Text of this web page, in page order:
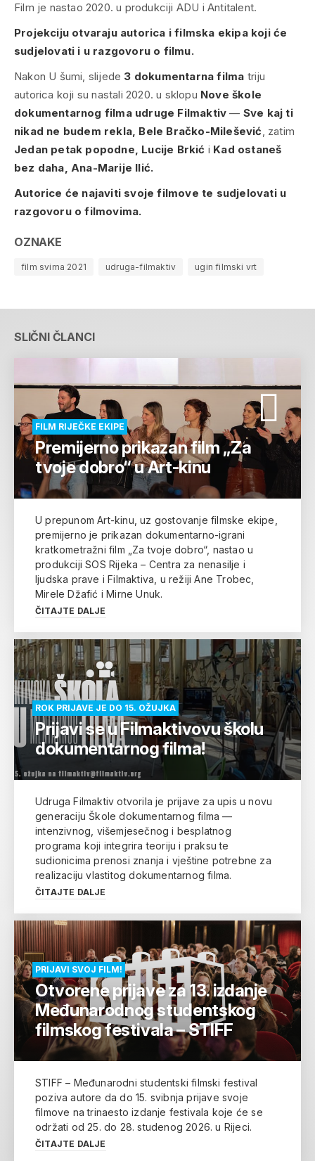
Film je nastao 2020. u produkciji ADU i Antitalent.
Projekciju otvaraju autorica i filmska ekipa koji će
sudjelovati i u razgovoru o filmu.
Nakon U šumi, slijede 3 dokumentarna filma triju
autorica koji su nastali 2020. u sklopu Nove škole
dokumentarnog filma udruge Filmaktiv — Sve kaj ti
nikad ne budem rekla, Bele Bračko-Milešević, zatim
Jedan petak popodne, Lucije Brkić i Kad ostaneš
bez daha, Ana-Marije Ilić.
Autorice će najaviti svoje filmove te sudjelovati u
razgovoru o filmovima.
OZNAKE
film svima 2021 udruga-filmaktiv ugin filmski vrt
SLIČNI ČLANCI
FILM RIJEČKE EKIPE
Premijerno prikazan film „Za
tvoje dobro“ u Art-kinu
U prepunom Art-kinu, uz gostovanje filmske ekipe,
premijerno je prikazan dokumentarno-igrani
kratkometražni film „Za tvoje dobro“, nastao u
produkciji SOS Rijeka – Centra za nenasilje i
ljudska prave i Filmaktiva, u režiji Ane Trobec,
Mirele Džafić i Mirne Unuk.
ČITAJTE DALJE
ROK PRIJAVE JE DO 15. OŽUJKA
Prijavi se u Filmaktivovu školu
dokumentarnog filma!
Udruga Filmaktiv otvorila je prijave za upis u novu
generaciju Škole dokumentarnog filma —
intenzivnog, višemjesečnog i besplatnog
programa koji integrira teoriju i praksu te
sudionicima prenosi znanja i vještine potrebne za
realizaciju vlastitog dokumentarnog filma.
ČITAJTE DALJE
PRIJAVI SVOJ FILM!
Otvorene prijave za 13. izdanje
Međunarodnog studentskog
filmskog festivala – STIFF
STIFF – Međunarodni studentski filmski festival
poziva autore da do 15. svibnja prijave svoje
filmove na trinaesto izdanje festivala koje će se
održati od 25. do 28. studenog 2026. u Rijeci.
ČITAJTE DALJE